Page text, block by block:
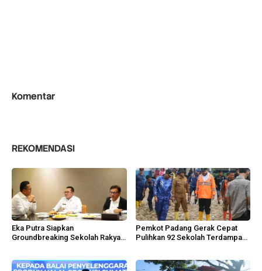
Komentar
REKOMENDASI
Eka Putra Siapkan
Groundbreaking Sekolah Rakyat,
Pemkot Padang Gerak Cepat
Pulihkan 92 Sekolah Terdampak